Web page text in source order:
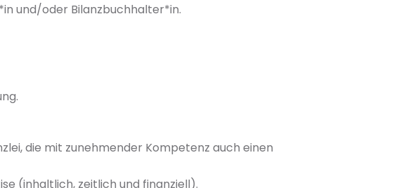
und/oder Bilanzbuchhalter*in.
die mit zunehmender Kompetenz auch einen
(inhaltlich, zeitlich und finanziell).